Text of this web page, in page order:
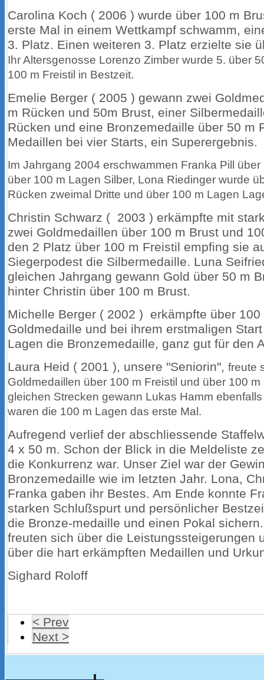
Carolina Koch ( 2006 ) wurde über 100 m
erste Mal in einem Wettkampf schwamm,
3. Platz. Einen weiteren 3. Platz erzielte sie
Ihr Altersgenosse Lorenzo Zimber wurde 5. über
100 m Freistil in Bestzeit.
Emelie Berger ( 2005 ) gewann zwei
m Rücken und 50m Brust, einer
Rücken und eine Bronzemedaille über 50 m
Medaillen bei vier Starts, ein Superergebnis.
Im Jahrgang 2004 erschwammen Franka Pill
über 100 m Lagen Silber, Lona Riedinger wurde
Rücken zweimal Dritte und über 100 m Lagen
Christin Schwarz ( 2003 ) erkämpfte mit
zwei Goldmedaillen über 100 m Brust und
den 2 Platz über 100 m Freistil empfing sie
Siegerpodest die Silbermedaille. Luna
gleichen Jahrgang gewann Gold über 50 m
hinter Christin über 100 m Brust.
Michelle Berger ( 2002 ) erkämpfte über 100
Goldmedaille und bei ihrem erstmaligen
Lagen die Bronzemedaille, ganz gut für den
Laura Heid ( 2001 ), unsere "Seniorin", freute
Goldmedaillen über 100 m Freistil und über 100
gleichen Strecken gewann Lukas Hamm
waren die 100 m Lagen das erste Mal.
Aufregend verlief der abschliessende
4 x 50 m. Schon der Blick in die Meldeliste
die Konkurrenz war. Unser Ziel war der
Bronzemedaille wie im letzten Jahr. Lona,
Franka gaben ihr Bestes. Am Ende konnte
starken Schlußspurt und persönlicher
die Bronze-medaille und einen Pokal
freuten sich über die Leistungssteigerungen
über die hart erkämpften Medaillen und
Sighard Roloff
< Prev
Next >